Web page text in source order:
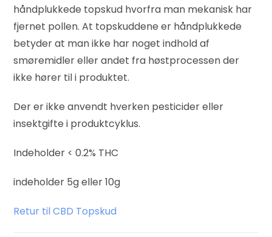
håndplukkede topskud hvorfra man mekanisk har
fjernet pollen. At topskuddene er håndplukkede
betyder at man ikke har noget indhold af
smøremidler eller andet fra høstprocessen der
ikke hører til i produktet.
Der er ikke anvendt hverken pesticider eller
insektgifte i produktcyklus.
Indeholder < 0.2% THC
indeholder 5g eller 10g
Retur til CBD Topskud